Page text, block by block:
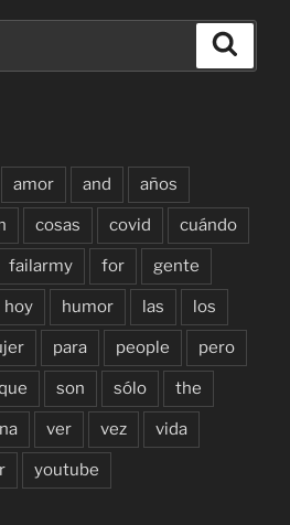
amor and años
cosas covid cuándo
failarmy for gente
hoy humor las los
para people pero
son sólo the
ver vez vida
youtube